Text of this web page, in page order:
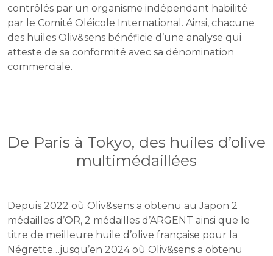
contrôlés par un organisme indépendant habilité
par le Comité Oléicole International. Ainsi, chacune
des huiles Oliv&sens bénéficie d’une analyse qui
atteste de sa conformité avec sa dénomination
commerciale.
De Paris à Tokyo, des huiles d’olive
multimédaillées
Depuis 2022 où Oliv&sens a obtenu au Japon 2
médailles d’OR, 2 médailles d’ARGENT ainsi que le
titre de meilleure huile d’olive française pour la
Négrette…jusqu’en 2024 où Oliv&sens a obtenu